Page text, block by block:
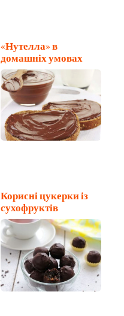
«Нутелла» в
домашніх умовах
Корисні цукерки із
сухофруктів